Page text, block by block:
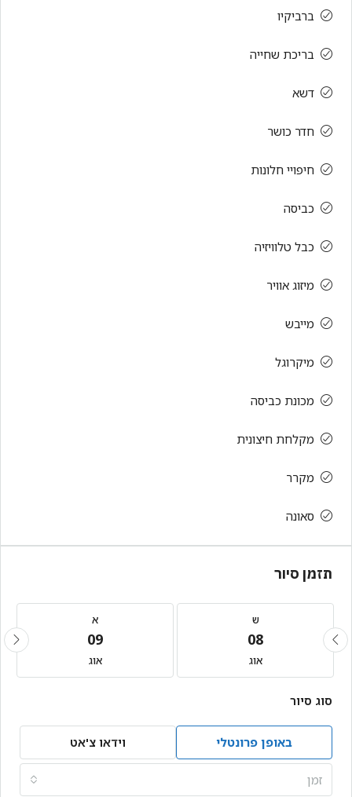
ברביקיו
בריכת שחייה
דשא
חדר כושר
חיפויי חלונות
כביסה
כבל טלוויזיה
מיזוג אוויר
מייבש
מיקרוגל
מכונת כביסה
מקלחת חיצונית
מקרר
סאונה
תזמן סיור
ש
08
אוג
א
09
אוג
סוג סיור
באופן פרונטלי וידאו צ'אט
זמן